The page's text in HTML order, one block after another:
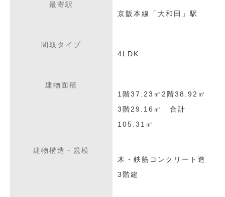
最寄駅
京阪本線「大和田」駅
間取タイプ
4LDK
建物面積
1階37.23㎡2階38.92㎡
3階29.16㎡ 合計
105.31㎡
建物構造・規模
木・鉄筋コンクリート造
3階建